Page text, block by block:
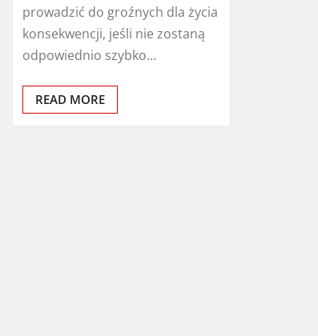
prowadzić do groźnych dla życia
konsekwencji, jeśli nie zostaną
odpowiednio szybko…
READ MORE